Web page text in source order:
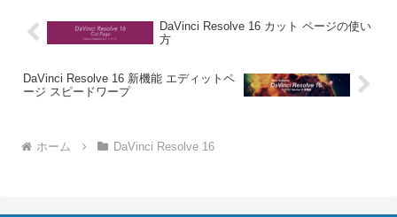
DaVinci Resolve 16 カット ページの使い
方
DaVinci Resolve 16 新機能 エディットペ
ージ スピードワープ
ホーム DaVinci Resolve 16